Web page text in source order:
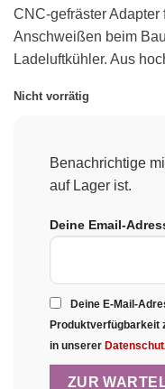
CNC-gefräster Adapter
Anschweißen beim
Ladeluftkühler. Aus
Nicht vorrätig
Benachrichtige
auf Lager ist.
Deine Email-
Deine E-Mail-
Produktverfügbarkeit
in unserer